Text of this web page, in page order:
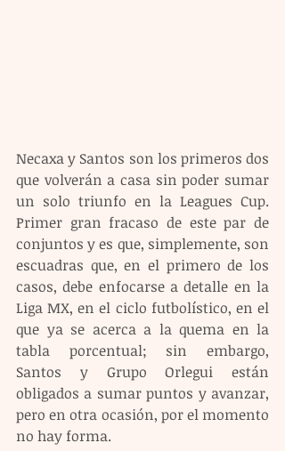
Necaxa y Santos son los primeros dos
que volverán a casa sin poder sumar
un solo triunfo en la Leagues Cup.
Primer gran fracaso de este par de
conjuntos y es que, simplemente, son
escuadras que, en el primero de los
casos, debe enfocarse a detalle en la
Liga MX, en el ciclo futbolístico, en el
que ya se acerca a la quema en la
tabla porcentual; sin embargo,
Santos y Grupo Orlegui están
obligados a sumar puntos y avanzar,
pero en otra ocasión, por el momento
no hay forma.